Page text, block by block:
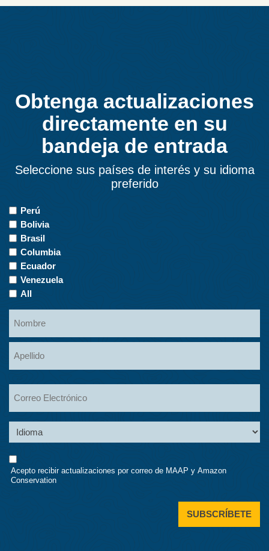
Obtenga actualizaciones
directamente en su
bandeja de entrada
Seleccione sus países de interés y su idioma
preferido
Countries
of
Interest
Perú
Bolivia
Brasil
Columbia
Ecuador
Venezuela
All
Nombre
Consent
Acepto recibir actualizaciones por correo de MAAP y Amazon
Conservation